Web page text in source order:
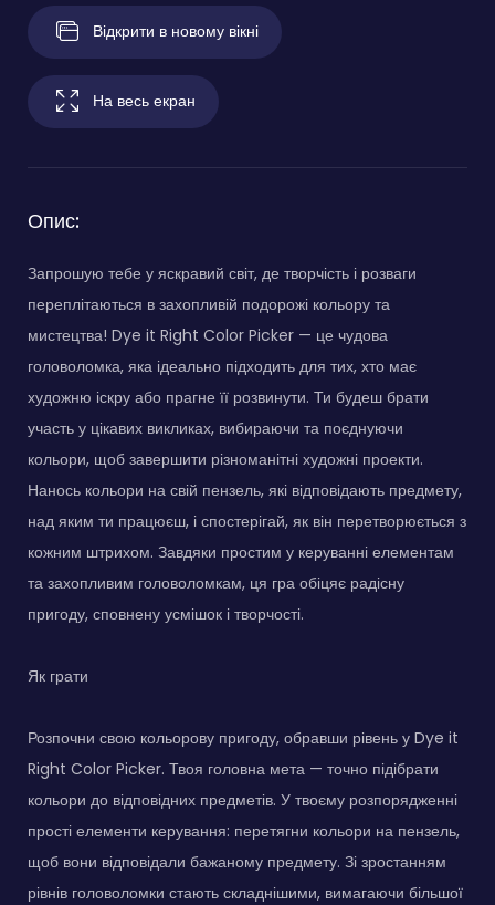
Відкрити в новому вікні
На весь екран
Опис:
Запрошую тебе у яскравий світ, де творчість і розваги
переплітаються в захопливій подорожі кольору та
мистецтва! Dye it Right Color Picker — це чудова
головоломка, яка ідеально підходить для тих, хто має
художню іскру або прагне її розвинути. Ти будеш брати
участь у цікавих викликах, вибираючи та поєднуючи
кольори, щоб завершити різноманітні художні проекти.
Нанось кольори на свій пензель, які відповідають предмету,
над яким ти працюєш, і спостерігай, як він перетворюється з
кожним штрихом. Завдяки простим у керуванні елементам
та захопливим головоломкам, ця гра обіцяє радісну
пригоду, сповнену усмішок і творчості.
Як грати
Розпочни свою кольорову пригоду, обравши рівень у Dye it
Right Color Picker. Твоя головна мета — точно підібрати
кольори до відповідних предметів. У твоєму розпорядженні
прості елементи керування: перетягни кольори на пензель,
щоб вони відповідали бажаному предмету. Зі зростанням
рівнів головоломки стають складнішими, вимагаючи більшої